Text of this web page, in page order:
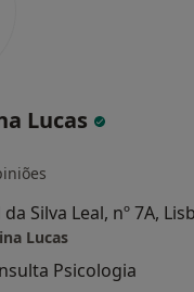
Lucas
Silva Leal, nº 7A,
Lucas
Psicologia